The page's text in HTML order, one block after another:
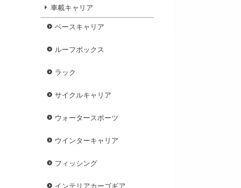
車載キャリア
ベースキャリア
ルーフボックス
ラック
サイクルキャリア
ウォータースポーツ
ウインターキャリア
フィッシング
インテリアカーゴギア